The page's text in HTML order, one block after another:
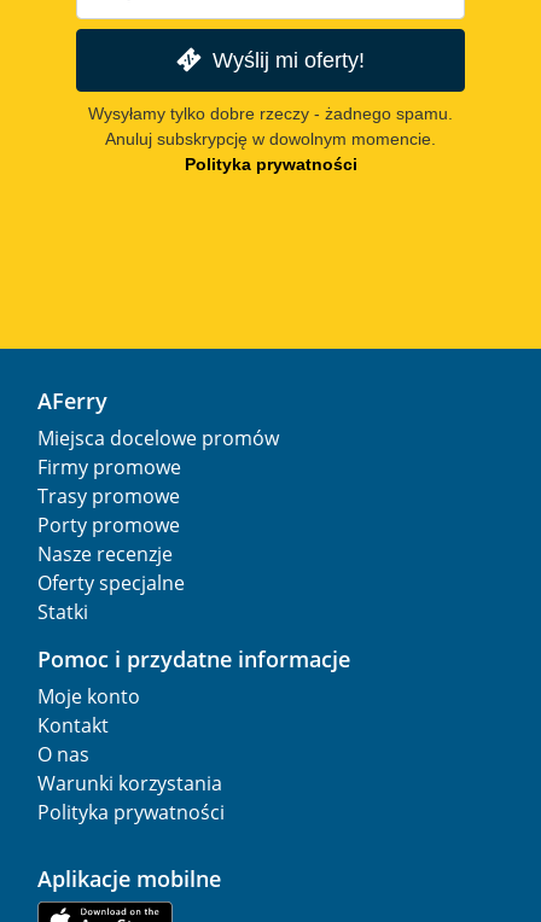
Wyślij mi oferty!
Wysyłamy tylko dobre rzeczy - żadnego spamu.
Anuluj subskrypcję w dowolnym momencie.
Polityka prywatności
AFerry
Miejsca docelowe promów
Firmy promowe
Trasy promowe
Porty promowe
Nasze recenzje
Oferty specjalne
Statki
Pomoc i przydatne informacje
Moje konto
Kontakt
O nas
Warunki korzystania
Polityka prywatności
Aplikacje mobilne